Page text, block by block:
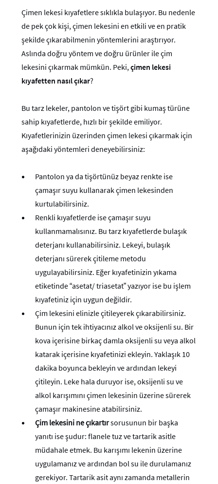
Çimen lekesi kıyafetlere sıklıkla bulaşıyor. Bu nedenle
de pek çok kişi, çimen lekesini en etkili ve en pratik
şekilde çıkarabilmenin yöntemlerini araştırıyor.
Aslında doğru yöntem ve doğru ürünler ile çim
lekesini çıkarmak mümkün. Peki,çimen lekesi
kıyafetten nasıl çıkar?
Bu tarz lekeler, pantolon ve tişört gibi kumaş türüne
sahip kıyafetlerde, hızlı bir şekilde emiliyor.
Kıyafetlerinizin üzerinden çimen lekesi çıkarmak için
aşağıdaki yöntemleri deneyebilirsiniz:
Pantolon ya da tişörtünüz beyaz renkte ise
çamaşır suyu kullanarak çimen lekesinden
kurtulabilirsiniz.
Renkli kıyafetlerde ise çamaşır suyu
kullanmamalısınız. Bu tarz kıyafetlerde bulaşık
deterjanı kullanabilirsiniz. Lekeyi, bulaşık
deterjanı sürerek çitileme metodu
uygulayabilirsiniz. Eğer kıyafetinizin yıkama
etiketinde “asetat/ triasetat” yazıyor ise bu işlem
kıyafetiniz için uygun değildir.
Çim lekesini elinizle çitileyerek çıkarabilirsiniz.
Bunun için tek ihtiyacınız alkol ve oksijenli su. Bir
kova içerisine birkaç damla oksijenli su veya alkol
katarak içerisine kıyafetinizi ekleyin. Yaklaşık 10
dakika boyunca bekleyin ve ardından lekeyi
çitileyin. Leke hala duruyor ise, oksijenli su ve
alkol karışımını çimen lekesinin üzerine sürerek
çamaşır makinesine atabilirsiniz.
Çim lekesini ne çıkartırsorusunun bir başka
yanıtı ise şudur: flanele tuz ve tartarik asitle
müdahale etmek. Bu karışımı lekenin üzerine
uygulamanız ve ardından bol su ile durulamanız
gerekiyor. Tartarik asit aynı zamanda metallerin